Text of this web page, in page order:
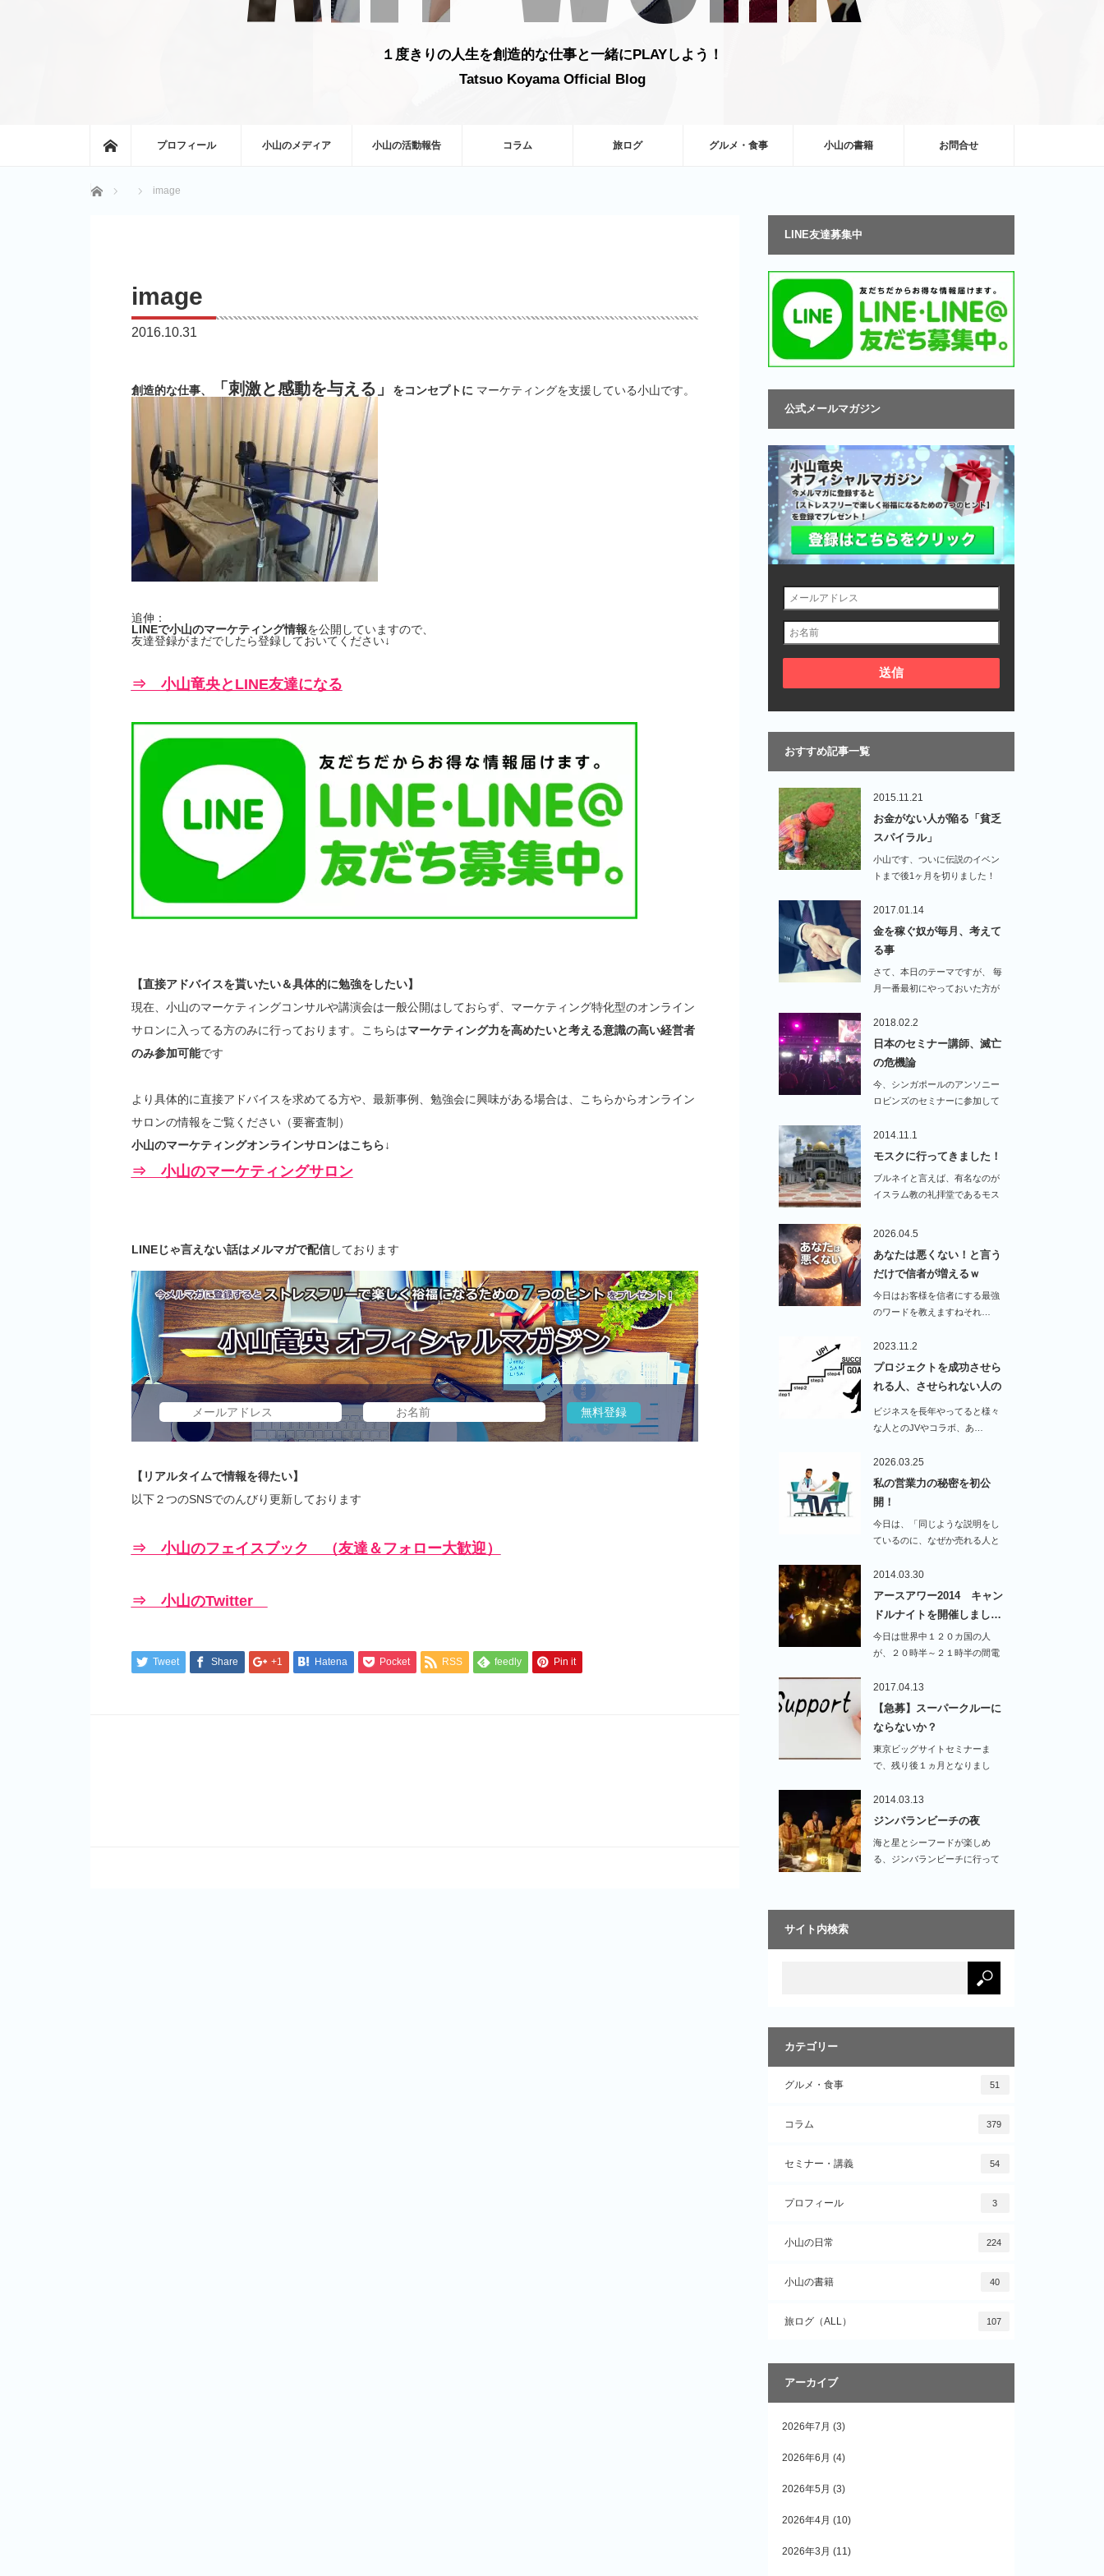
１度きりの人生を創造的な仕事と一緒にPLAYしよう！
Tatsuo Koyama Official Blog
ホームプロフィール 小山のメディア 小山の活動報告 コラム 旅ログ グルメ・食事 小山の書籍 お問合せ
ホーム image
image
2016.10.31
創造的な仕事、 「刺激と感動を与える」 をコンセプトに マーケティングを支援している小山です。
追伸：
LINEで小山のマーケティング情報を公開していますので、
友達登録がまだでしたら登録しておいてください↓
⇒ 小山竜央とLINE友達になる
【直接アドバイスを貰いたい＆具体的に勉強をしたい】
現在、小山のマーケティングコンサルや講演会は一般公開はしておらず、マーケティング特化型のオンライン
サロンに入ってる方のみに行っております。こちらはマーケティング力を高めたいと考える意識の高い経営者
のみ参加可能です
より具体的に直接アドバイスを求めてる方や、最新事例、勉強会に興味がある場合は、こちらからオンライン
サロンの情報をご覧ください（要審査制）
小山のマーケティングオンラインサロンはこちら↓
⇒ 小山のマーケティングサロン
LINEじゃ言えない話はメルマガで配信しております
【リアルタイムで情報を得たい】
以下２つのSNSでのんびり更新しております
⇒ 小山のフェイスブック （友達＆フォロー大歓迎）
⇒ 小山のTwitter
Tweet Share +1 Hatena Pocket RSS feedly Pin it
LINE友達募集中
公式メールマガジン
おすすめ記事一覧
2015.11.21
お金がない人が陥る「貧乏
スパイラル」
小山です、ついに伝説のイベン
トまで後1ヶ月を切りました！
2017.01.14
金を稼ぐ奴が毎月、考えて
る事
さて、本日のテーマですが、 毎
月一番最初にやっておいた方が
2018.02.2
日本のセミナー講師、滅亡
の危機論
今、シンガポールのアンソニー
ロビンズのセミナーに参加して
2014.11.1
モスクに行ってきました！
ブルネイと言えば、有名なのが
イスラム教の礼拝堂であるモス
2026.04.5
あなたは悪くない！と言う
だけで信者が増えるｗ
今日はお客様を信者にする最強
のワードを教えますねそれ…
2023.11.2
プロジェクトを成功させら
れる人、させられない人の
違…
ビジネスを長年やってると様々
な人とのJVやコラボ、あ…
2026.03.25
私の営業力の秘密を初公
開！
今日は、「同じような説明をし
ているのに、なぜか売れる人と
2014.03.30
アースアワー2014 キャン
ドルナイトを開催しまし…
今日は世界中１２０カ国の人
が、２０時半～２１時半の間電
2017.04.13
【急募】スーパークルーに
ならないか？
東京ビッグサイトセミナーま
で、残り後１ヵ月となりまし
2014.03.13
ジンバランビーチの夜
海と星とシーフードが楽しめ
る、ジンバランビーチに行って
サイト内検索
カテゴリー
グルメ・食事 51
コラム 379
セミナー・講義 54
プロフィール 3
小山の日常 224
小山の書籍 40
旅ログ（ALL） 107
アーカイブ
2026年7月 (3)
2026年6月 (4)
2026年5月 (3)
2026年4月 (10)
2026年3月 (11)